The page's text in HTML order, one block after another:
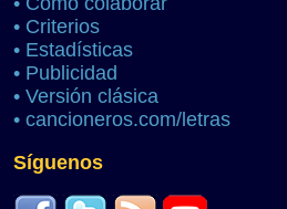
• Criterios
• Estadísticas
• Publicidad
• Versión clásica
• cancioneros.com/letras
Síguenos